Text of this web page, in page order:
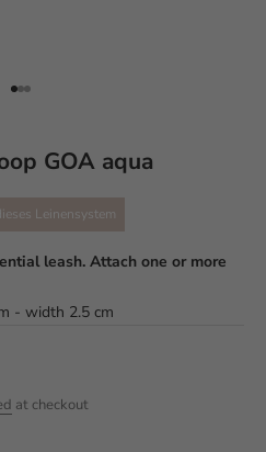
Go to item 1
Go to item 2
Go to item 3
GOA aqua
Leinensystem
leash. Attach one or more
- width 2.5 cm
at checkout